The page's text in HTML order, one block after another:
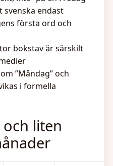
svenska endast
första ord och
bokstav är särskilt
”Måndag” och
i formella
liten